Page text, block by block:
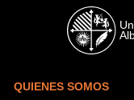
Skip to main content
QUIENES SOMOS